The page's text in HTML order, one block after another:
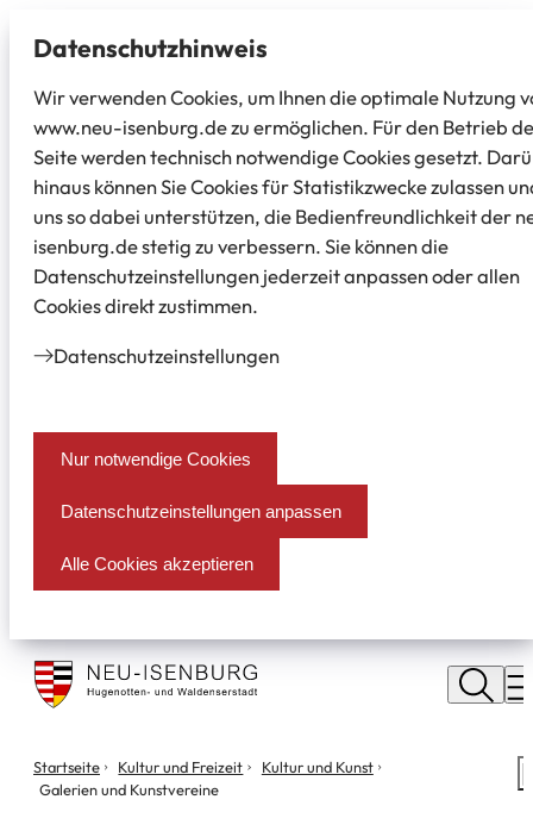
Datenschutz­hinweis
Wir verwenden Cookies, um Ihnen die optimale Nutzung
www.neu-isenburg.de zu ermöglichen. Für den Betrieb
Seite werden technisch notwendige Cookies gesetzt.
hinaus können Sie Cookies für Statistikzwecke zulassen
uns so dabei unterstützen, die Bedienfreundlichkeit der
isenburg.de stetig zu verbessern. Sie können die
Datenschutzeinstellungen jederzeit anpassen oder allen
Cookies direkt zustimmen.
Datenschutz­einstellungen
Nur notwendige Cookies
Datenschutzeinstellungen anpassen
Alle Cookies akzeptieren
Stadt
Neu
Isenburg
Sie
befinden
Startseite Kultur und Freizeit
Kultur und Kunst
Galerien und Kunstvereine